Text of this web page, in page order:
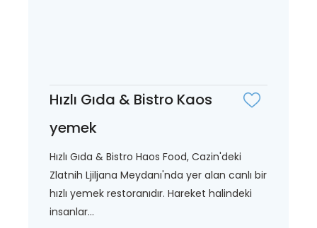
Hızlı Gıda & Bistro Kaos
yemek
Hızlı Gıda & Bistro Haos Food, Cazin'deki
Zlatnih Ljiljana Meydanı'nda yer alan canlı bir
hızlı yemek restoranıdır. Hareket halindeki
insanlar...